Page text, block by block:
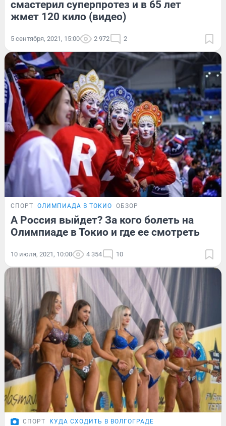
смастерил суперпротез и в 65 лет
жмет 120 кило (видео)
5 сентября, 2021, 15:00 2 972 2
СПОРТ ОЛИМПИАДА В ТОКИО ОБЗОР
А Россия выйдет? За кого болеть на
Олимпиаде в Токио и где ее смотреть
10 июля, 2021, 10:00 4 354 10
СПОРТ КУДА СХОДИТЬ В ВОЛГОГРАДЕ